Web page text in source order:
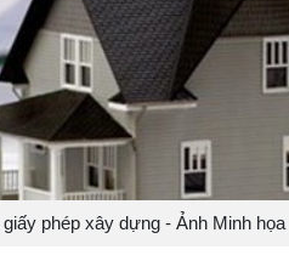
phép xây dựng - Ảnh Minh họa